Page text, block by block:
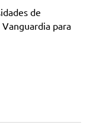
de
para